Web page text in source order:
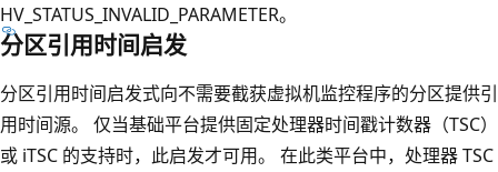
HV_STATUS_INVALID_PARAMETER。
分区引用时间启发
分区引用时间启发式向不需要截获虚拟机监控程序的分区提供引
用时间源。 仅当基础平台提供固定处理器时间戳计数器（TSC）
或 iTSC 的支持时，此启发才可用。 在此类平台中，处理器 TSC